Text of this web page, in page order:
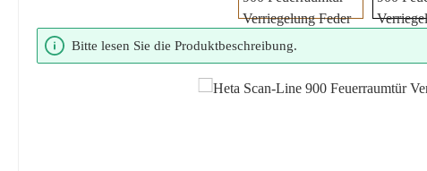
Bitte lesen Sie die Produktbeschreibung.